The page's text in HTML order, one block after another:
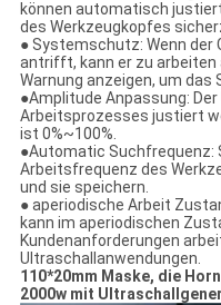
können automatisch
des Werkzeugkopfes
● Systemschutz: Wenn der
antrifft, kann er zu
Warnung anzeigen, um
●Amplitude Anpassung:
Arbeitsprozesses justiert
ist 0%~100%.
●Automatic Suchfrequenz:
Arbeitsfrequenz des
und sie speichern.
● aperiodische Arbeit
kann im aperiodischen
Kundenanforderungen
Ultraschallanwendungen.
110*20mm Maske, die
2000w mit